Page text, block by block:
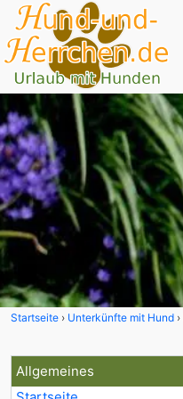
Startseite Unterkünfte mit Hund
Allgemeines